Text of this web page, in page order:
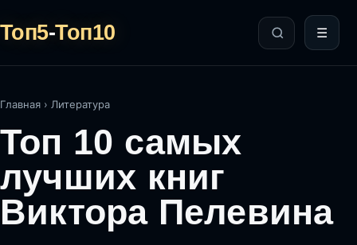
Топ5-Топ10 ☰
Главная › Литература
Топ 10 самых
лучших книг
Виктора Пелевина